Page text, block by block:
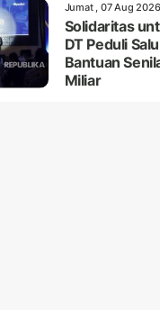
Jumat , 07 Aug
Solidaritas
DT Peduli
Bantuan
Miliar